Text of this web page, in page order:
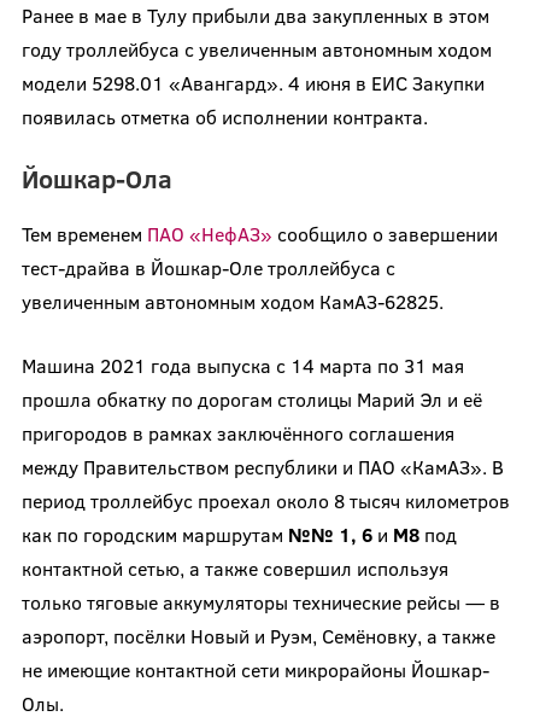
Ранее в мае в Тулу прибыли два закупленных в этом
году троллейбуса с увеличенным автономным ходом
модели 5298.01 «Авангард». 4 июня в ЕИС Закупки
появилась отметка об исполнении контракта.
Йошкар-Ола
Тем временем ПАО «НефАЗ» сообщило о завершении
тест-драйва в Йошкар-Оле троллейбуса с
увеличенным автономным ходом КамАЗ-62825.
Машина 2021 года выпуска с 14 марта по 31 мая
прошла обкатку по дорогам столицы Марий Эл и её
пригородов в рамках заключённого соглашения
между Правительством республики и ПАО «КамАЗ». В
период троллейбус проехал около 8 тысяч километров
как по городским маршрутам №№ 1, 6и М8под
контактной сетью, а также совершил используя
только тяговые аккумуляторы технические рейсы — в
аэропорт, посёлки Новый и Руэм, Семёновку, а также
не имеющие контактной сети микрорайоны Йошкар-
Олы.